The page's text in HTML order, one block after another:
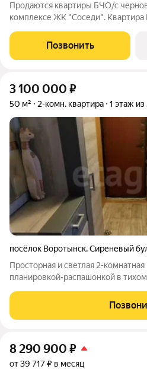
Продаются квартиры БЧО/с
комплексе ЖК "Соседи".
Балабаново. Район активно
находятся сетевые продуктовые
Позвонить
3 100 000 ₽
50 м² 2-комн. квартира 1 этаж из
посёлок Воротынск,Сиреневый
Просторная и светлая 2-
планировкой-распашонкой в
газовая плита. Внутри сделан
мебель и техника остаются новым
8 290 900 ₽
от 39 717 ₽ в месяц